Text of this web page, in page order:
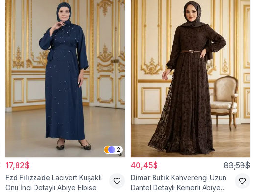
2
17,82$
Fzd Filizzade Lacivert Kuşaklı
Önü İnci Detaylı Abiye Elbise
40,45$ 83,53$
Dimar Butik Kahverengi Uzun
Dantel Detaylı Kemerli Abiye